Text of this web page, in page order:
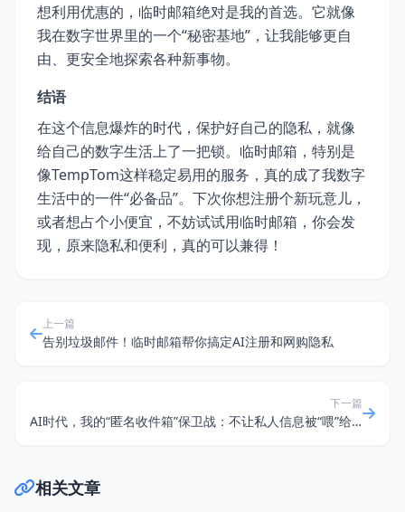
想利用优惠的，临时邮箱绝对是我的首选。它就像
我在数字世界里的一个“秘密基地”，让我能够更自
由、更安全地探索各种新事物。
结语
在这个信息爆炸的时代，保护好自己的隐私，就像
给自己的数字生活上了一把锁。临时邮箱，特别是
像TempTom这样稳定易用的服务，真的成了我数字
生活中的一件“必备品”。下次你想注册个新玩意儿，
或者想占个小便宜，不妨试试用临时邮箱，你会发
现，原来隐私和便利，真的可以兼得！
上一篇
告别垃圾邮件！临时邮箱帮你搞定AI注册和网购隐私
下一篇
AI时代，我的“匿名收件箱”保卫战：不让私人信息被“喂”给大模型
相关文章